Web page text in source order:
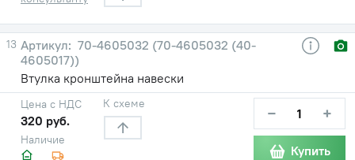
13
70-4605032 (70-4605032 (40-
4605017))
Втулка кронштейна навески
Наличие
Цена с НДС
320 руб.
К схеме − +
Купить